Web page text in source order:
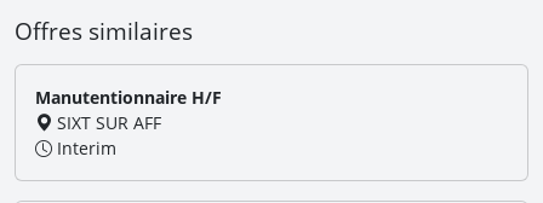
Offres similaires
Manutentionnaire H/F
SIXT SUR AFF
Interim